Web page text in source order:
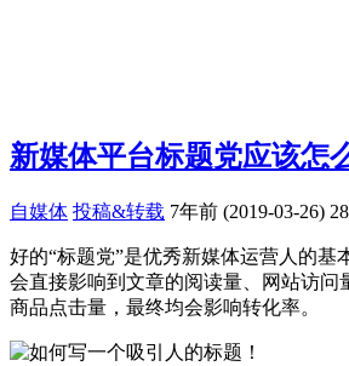
新媒体平台标题党应该怎
自媒体 投稿&转载 7年前 (2019-03-26)
好的“标题党”是优秀新媒体运营人的基
会直接影响到文章的阅读量、网站访问
商品点击量，最终均会影响转化率。